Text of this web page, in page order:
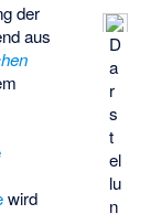
D
a
r
s
t
el
lu
n
der
aus
wird